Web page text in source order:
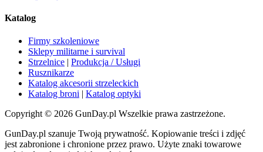
Katalog
Firmy szkoleniowe
Sklepy militarne i survival
Strzelnice | Produkcja / Usługi
Rusznikarze
Katalog akcesorii strzeleckich
Katalog broni | Katalog optyki
Copyright © 2026 GunDay.pl Wszelkie prawa zastrzeżone.
GunDay.pl szanuje Twoją prywatność. Kopiowanie treści i zdjęć
jest zabronione i chronione przez prawo. Użyte znaki towarowe